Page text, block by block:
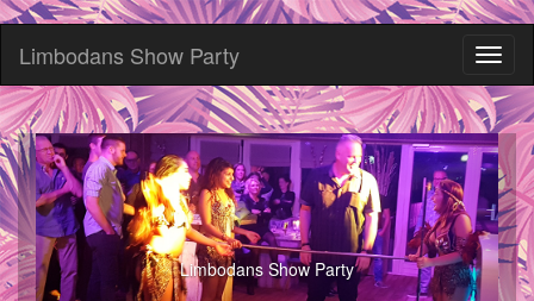
Limbodans Show Party
Limbodans Show Party